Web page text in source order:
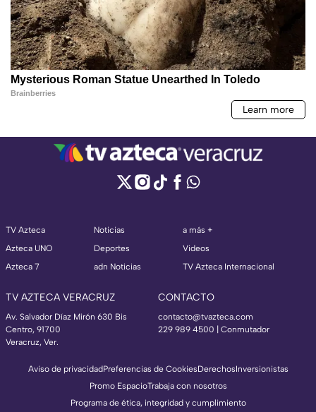
TV Azteca
Azteca UNO
Azteca 7
Noticias
Deportes
adn Noticias
a más +
Videos
TV Azteca Internacional
TV AZTECA VERACRUZ
Av. Salvador Díaz Mirón 630 Bis
Centro, 91700
Veracruz, Ver.
CONTACTO
contacto@tvazteca.com
229 989 4500 | Conmutador
Aviso de privacidadPreferencias de CookiesDerechosInversionistas
Promo EspacioTrabaja con nosotros
Programa de ética, integridad y cumplimiento